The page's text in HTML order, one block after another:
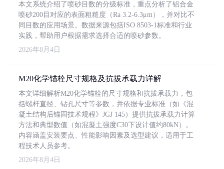
本文系统介绍了喷砂目数的分级标准，重点分析了铝合金
喷砂200目对应的表面粗糙度（Ra 3.2-6.3μm），并对比不
同目数的应用场景。数据来源包括ISO 8503-1标准和行业
实践，帮助用户根据需求选择合适的喷砂参数。
2026年8月4日
M20化学锚栓尺寸规格及抗拔承载力详解
本文详细解析M20化学锚栓的尺寸规格和抗拔承载力，包
括螺杆直径、钻孔尺寸等参数，并依据专业标准（如《混
凝土结构后锚固技术规程》JGJ 145）提供抗拔承载力计算
方法和典型数值（如混凝土强度C30下设计值约80kN）。
内容涵盖安装要点、性能影响因素及选型建议，适用于工
程技术人员参考。
2026年8月4日